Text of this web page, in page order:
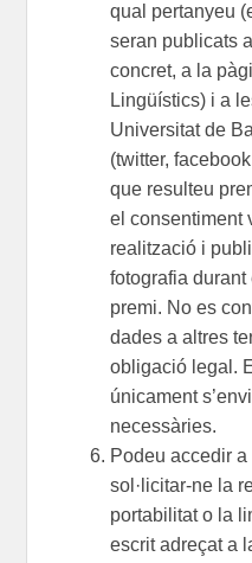
qual pertanyeu
seran publicats
concret, a la
Lingüístics) i a
Universitat de
(twitter,facebook
que resulteu
el consentiment
realització i
fotografia
premi. No es
dades a altres
obligació legal.
únicament
necessàries.
Podeu accedir
sol·licitar-ne la
portabilitat o la
escrit adreçat a